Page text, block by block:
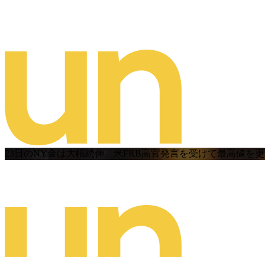
23日のNY金は大幅続伸、米FRB高官発言を受けて最高値を